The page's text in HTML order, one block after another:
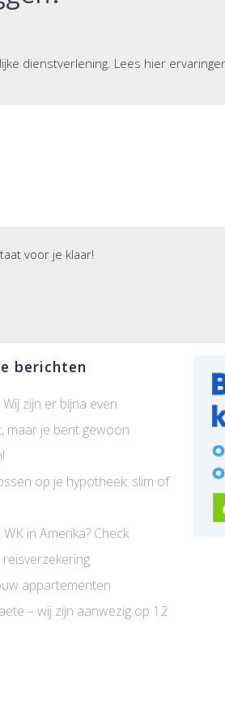
dienstverlening. Lees hier
voor je klaar!
berichten
zijn er bijna even
maar je bent gewoon
op je hypotheek: slim of
in Amerika? Check
appartementen
– wij zijn aanwezig op 12